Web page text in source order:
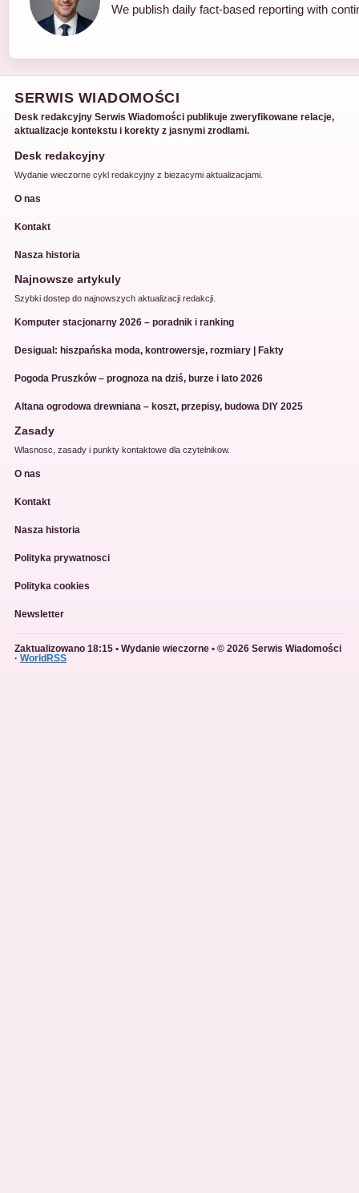
We publish daily fact-based reporting with
SERWIS WIADOMOŚCI
Desk redakcyjny Serwis Wiadomości publikuje zweryfikowane relacje,
aktualizacje kontekstu i korekty z jasnymi zrodlami.
Desk redakcyjny
Wydanie wieczorne cykl redakcyjny z biezacymi aktualizacjami.
O nas
Kontakt
Nasza historia
Najnowsze artykuly
Szybki dostep do najnowszych aktualizacji redakcji.
Komputer stacjonarny 2026 – poradnik i ranking
Desigual: hiszpańska moda, kontrowersje, rozmiary | Fakty
Pogoda Pruszków – prognoza na dziś, burze i lato 2026
Altana ogrodowa drewniana – koszt, przepisy, budowa DIY 2025
Zasady
Wlasnosc, zasady i punkty kontaktowe dla czytelnikow.
O nas
Kontakt
Nasza historia
Polityka prywatnosci
Polityka cookies
Newsletter
Zaktualizowano 18:15 • Wydanie wieczorne • © 2026 Serwis Wiadomości
· WorldRSS